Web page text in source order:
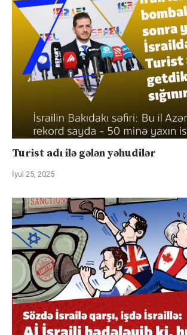
Turist adı ilə gələn yəhudilər
İyul 25, 2025